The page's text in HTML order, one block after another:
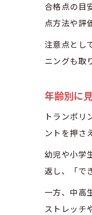
合格点の目
点方法や評
注意点とし
ニングも取
年齢別に
トランポリ
ントを押さ
幼児や小学
返し、「で
一方、中高
ストレッチ